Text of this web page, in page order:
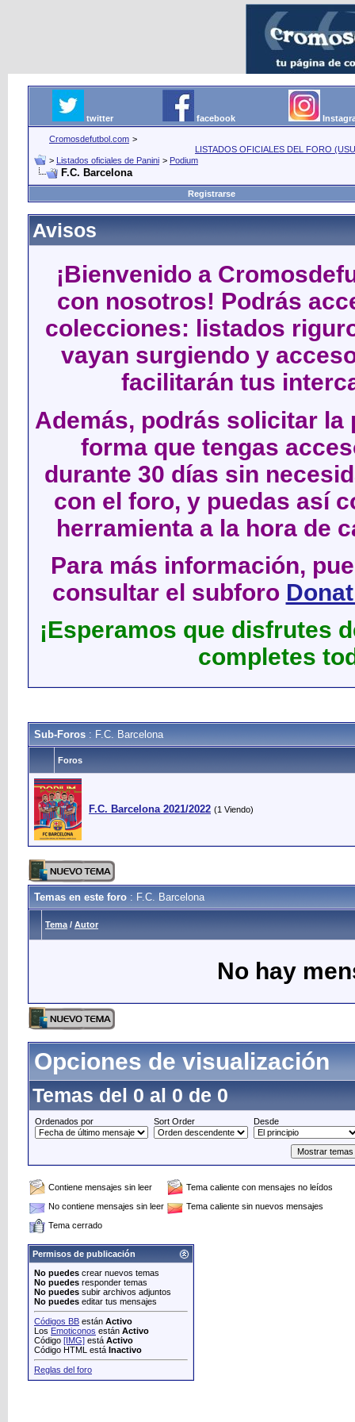
twitter facebook
Cromosdefutbol.com >
LISTADOS OFICIALES DEL FORO
> Listados oficiales de Panini > Podium
F.C. Barcelona
Registrarse
Avisos
¡Bienvenido a
con nosotros! Podrás
colecciones: listados
vayan surgiendo y
facilitarán tus
Además, podrás solicitar
forma que tengas
durante 30 días sin
con el foro, y puedas así
herramienta a la hora de
Para más información,
consultar el subforo
¡Esperamos que disfrutes
completes
Sub-Foros : F.C. Barcelona
Foros
F.C. Barcelona 2021/2022 (1 Viendo)
Temas en este foro : F.C. Barcelona
Tema / Autor
No hay
Opciones de visualización
Temas del 0 al 0 de 0
Ordenados por Sort Order Desde
Contiene mensajes sin leer
Tema caliente con mensajes no leídos
No contiene mensajes sin leer
Tema caliente sin nuevos mensajes
Tema cerrado
Permisos de publicación
No puedes crear nuevos temas
No puedes responder temas
No puedes subir archivos adjuntos
No puedes editar tus mensajes
Códigos BB están Activo
Los Emoticonos están Activo
Código [IMG] está Activo
Código HTML está Inactivo
Reglas del foro